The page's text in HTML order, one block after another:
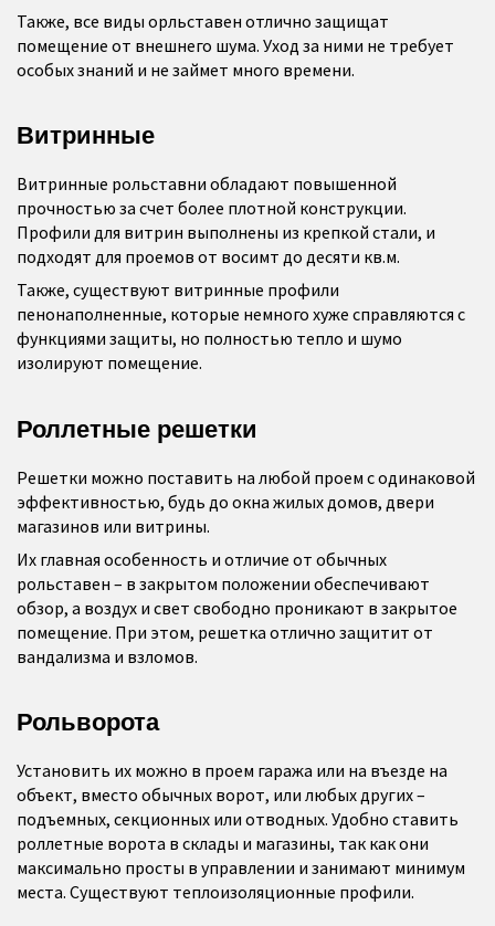
Также, все виды орльставен отлично защищат
помещение от внешнего шума. Уход за ними не требует
особых знаний и не займет много времени.
Витринные
Витринные рольставни обладают повышенной
прочностью за счет более плотной конструкции.
Профили для витрин выполнены из крепкой стали, и
подходят для проемов от восимт до десяти кв.м.
Также, существуют витринные профили
пенонаполненные, которые немного хуже справляются с
функциями защиты, но полностью тепло и шумо
изолируют помещение.
Роллетные решетки
Решетки можно поставить на любой проем с одинаковой
эффективностью, будь до окна жилых домов, двери
магазинов или витрины.
Их главная особенность и отличие от обычных
рольставен – в закрытом положении обеспечивают
обзор, а воздух и свет свободно проникают в закрытое
помещение. При этом, решетка отлично защитит от
вандализма и взломов.
Рольворота
Установить их можно в проем гаража или на въезде на
объект, вместо обычных ворот, или любых других –
подъемных, секционных или отводных. Удобно ставить
роллетные ворота в склады и магазины, так как они
максимально просты в управлении и занимают минимум
места. Существуют теплоизоляционные профили.